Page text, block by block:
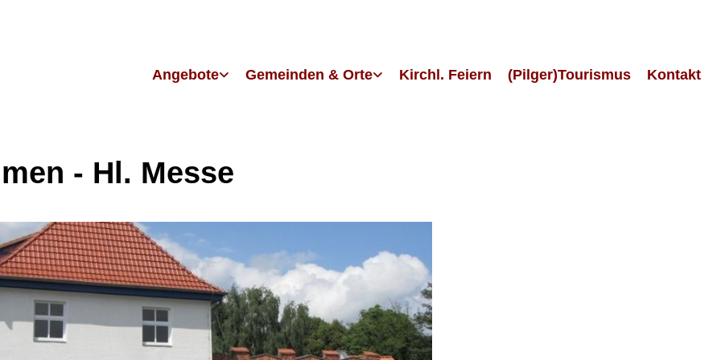
Angebote Gemeinden & Orte Kirchl. Feiern (Pilger)Tourismus Kontakt
- Hl. Messe